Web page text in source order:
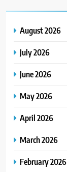
August 2026
July 2026
June 2026
May 2026
April 2026
March 2026
February 2026